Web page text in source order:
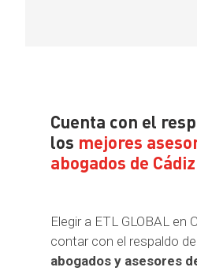
Cuenta con el
los mejores
abogados de Cádiz
Elegir a ETL GLOBAL en
contar con el respaldo de
abogados y asesores